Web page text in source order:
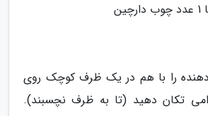
را با هم در یک ظرف کوچک روی
تکان دهید (تا به ظرف نچسبند).